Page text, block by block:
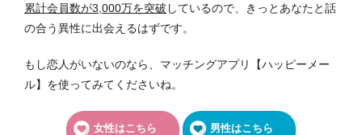
累計会員数が3,000万を突破 しているので、きっとあなたと話
の合う異性に出会えるはずです。
もし恋人がいないのなら、マッチングアプリ【ハッピーメー
ル】を使ってみてくださいね。
女性はこちら 男性はこちら